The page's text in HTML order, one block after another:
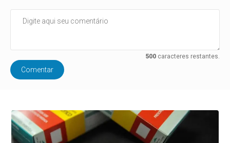
500caracteres restantes.
Comentar